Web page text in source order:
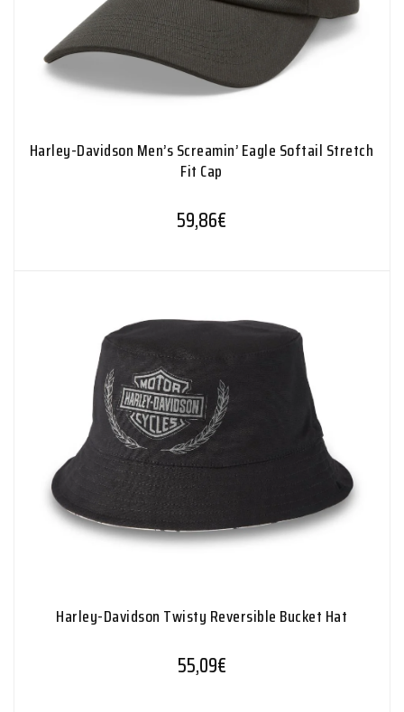
Harley-Davidson Men’s Screamin’ Eagle Softail Stretch
Fit Cap
59,86€
Harley-Davidson Twisty Reversible Bucket Hat
55,09€